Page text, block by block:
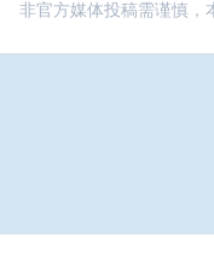
非官方媒体投稿需谨慎，